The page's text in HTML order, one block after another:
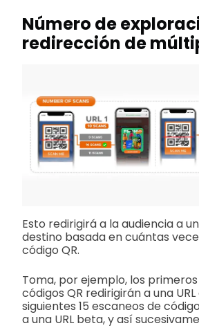
Número de
redirección de
Esto redirigirá a la audiencia a
destino basada en cuántas
código QR.
Toma, por ejemplo, los primeros
códigos QR redirigirán a una URL
siguientes 15 escaneos de
a una URL beta, y así